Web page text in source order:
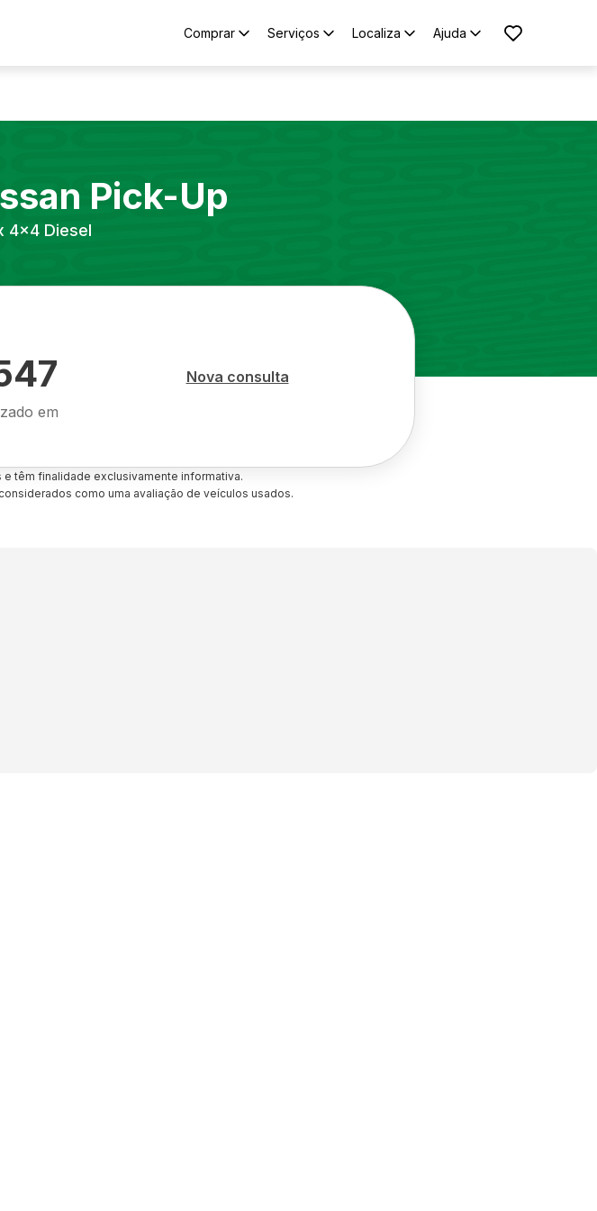
Comprar Serviços Localiza Ajuda
Pick-Up
4x4 Diesel
em
Nova consulta
têm finalidade exclusivamente informativa.
como uma avaliação de veículos usados.